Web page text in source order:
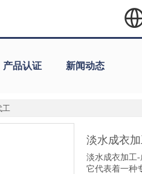
产品认证 新闻动态
工
淡水成衣
淡水成衣加工-
它代表着一种